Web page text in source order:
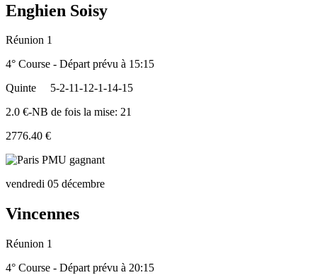
Enghien Soisy
Réunion 1
4° Course - Départ prévu à 15:15
Quinte
5-2-11-12-1-14-15
2.0 €-NB de fois la mise: 21
2776.40 €
vendredi 05 décembre
Vincennes
Réunion 1
4° Course - Départ prévu à 20:15